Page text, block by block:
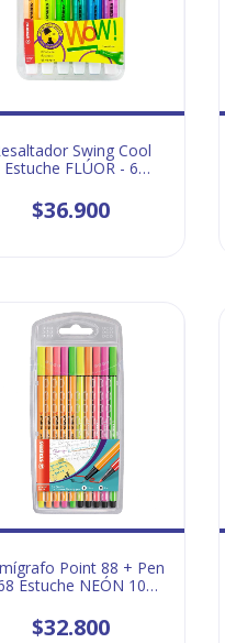
Swing Cool
Estuche FLÚOR - 6
$36.900
Point 88 + Pen
Estuche NEÓN 10
$32.800